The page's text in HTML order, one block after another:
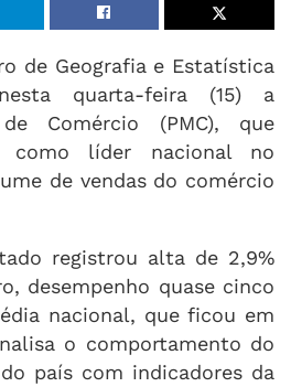
de Geografia e Estatística
quarta-feira (15) a
Comércio (PMC), que
como líder nacional no
de vendas do comércio
registrou alta de 2,9%
desempenho quase cinco
nacional, que ficou em
o comportamento do
país com indicadores da